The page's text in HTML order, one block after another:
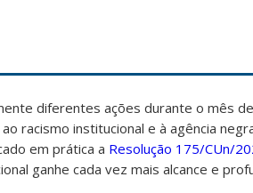
diferentes ações durante o mês
racismo institucional e à agência
em prática a Resolução 175/CUn/
ganhe cada vez mais alcance e